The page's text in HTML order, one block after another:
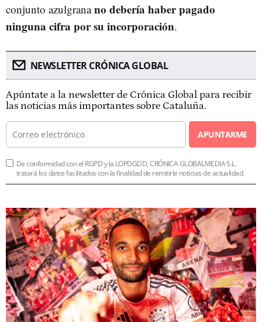
conjunto azulgranano debería haber pagado
ninguna cifra por su incorporación.
NEWSLETTER CRÓNICA GLOBAL
Apúntate a la newsletter de Crónica Global para recibir
las noticias más importantes sobre Cataluña.
APUNTARME
De conformidad con el RGPD y la LOPDGDD, CRÓNICA GLOBALMEDIA S.L.
tratará los datos facilitados con la finalidad de remitirle noticias de actualidad.